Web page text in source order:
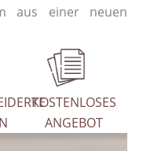
aus einer neuen
KOSTENLOSES
ANGEBOT